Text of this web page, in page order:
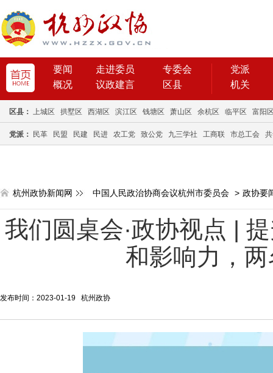
要闻 走进委员
专委会
概况
议政建言 区县
党派
机关
区县： 上城区 拱墅区 西湖区 滨江区 钱塘区 萧山区 余杭区 临平区 富阳
党派： 民革 民盟 民建 民进 农工党 致公党 九三学社 工商联 市总工会
杭州政协新闻网 中国人民政治协商会议杭州市委员会 > 政协要
我们圆桌会·政协视点 |
和影响力，
发布时间：2023-01-19 杭州政协